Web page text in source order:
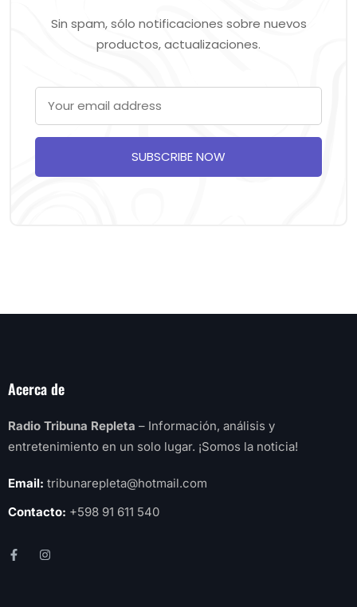
Sin spam, sólo notificaciones sobre nuevos
productos, actualizaciones.
SUBSCRIBE NOW
Acerca de
Radio Tribuna Repleta – Información, análisis y
entretenimiento en un solo lugar. ¡Somos la noticia!
Email: tribunarepleta@hotmail.com
Contacto: +598 91 611 540